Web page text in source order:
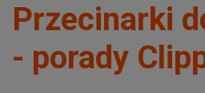
Przecinarki
- porady